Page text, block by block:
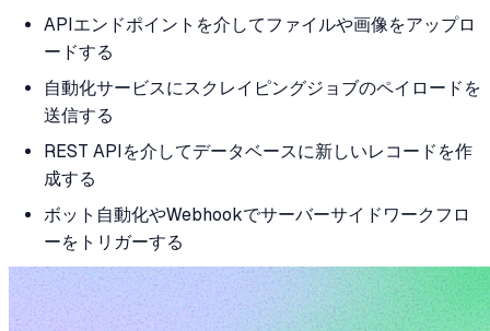
APIエンドポイントを介してファイルや画像をアップロ
ードする
自動化サービスにスクレイピングジョブのペイロードを
送信する
REST APIを介してデータベースに新しいレコードを作
成する
ボット自動化やWebhookでサーバーサイドワークフロ
ーをトリガーする